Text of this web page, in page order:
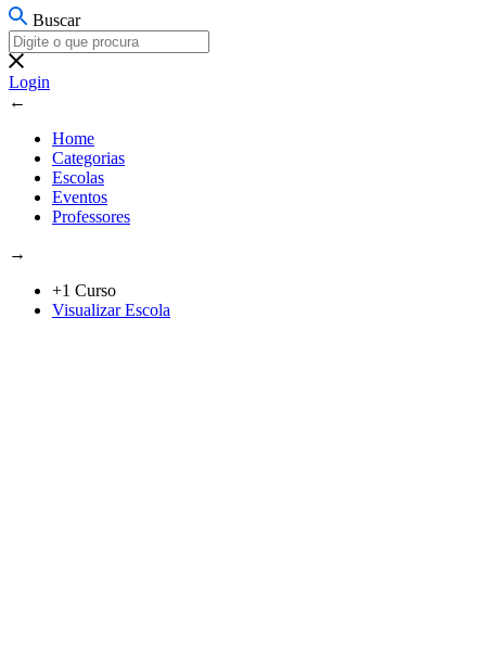
Buscar
Login
←
Home
Categorias
Escolas
Eventos
Professores
→
+1 Curso
Visualizar Escola